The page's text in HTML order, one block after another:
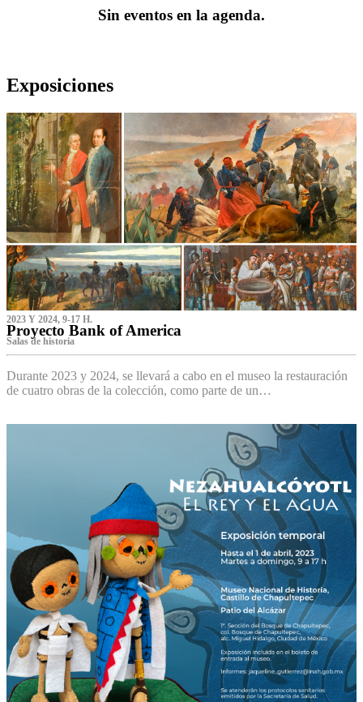
Sin eventos en la agenda.
Exposiciones
2023 Y 2024, 9-17 H.
Proyecto Bank of America
S‌alas de historia
Durante 2023 y 2024, se llevará a cabo en el museo la restauración
de cuatro obras de la colección, como parte de un…